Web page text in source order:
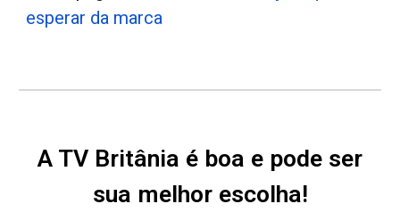
esperar da marca
A TV Britânia é boa e pode ser
sua melhor escolha!